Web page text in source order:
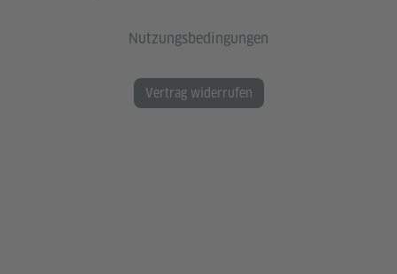
Nutzungsbedingungen
Vertrag widerrufen